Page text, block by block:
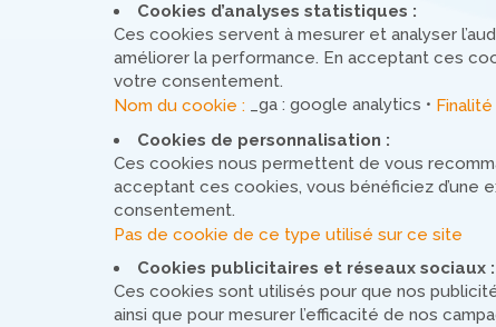
Cookies d’analyses statistiques :
Ces cookies servent à mesurer et analyser
améliorer la performance. En acceptant ces
votre consentement.
Nom du cookie : _ga : google analytics •
Cookies de personnalisation :
Ces cookies nous permettent de vous
acceptant ces cookies, vous bénéficiez d’une
consentement.
Pas de cookie de ce type utilisé sur ce site
Cookies publicitaires et réseaux sociaux :
Ces cookies sont utilisés pour que nos
ainsi que pour mesurer l’efficacité de nos